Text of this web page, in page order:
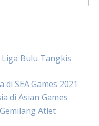
Bulu Tangkis
SEA Games 2021
di Asian Games
Atlet